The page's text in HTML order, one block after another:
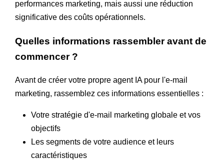
performances marketing, mais aussi une réduction
significative des coûts opérationnels.
Quelles informations rassembler avant de
commencer ?
Avant de créer votre propre agent IA pour l'e-mail
marketing, rassemblez ces informations essentielles :
Votre stratégie d'e-mail marketing globale et vos
objectifs
Les segments de votre audience et leurs
caractéristiques